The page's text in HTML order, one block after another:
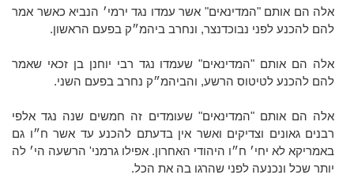
אלה הם אותם "המדינאים" אשר עמדו נגד ירמי׳ הנביא כאשר אמר
להם להכנע לפני נבוכדנצר, ונחרב ביהמ״ק בפעם הראשון.
אלה הם אותם "המדינאים" שעמדו נגד רבי יוחנן בן זכאי שאמר
להם להכנע לטיטוס הרשע, והביהמ״ק נחרב בפעם השני.
אלה הם אותם "המדינאים" שעומדים זה חמשים שנה נגד אלפי
רבנים גאונים וצדיקים ואשר אין בדעתם להכנע עד אשר ח״ו גם
באמריקא לא יחי׳ ח״ו היהודי האחרון. אפילו גרמני' הרשעה הי׳ לה
יותר שכל ונכנעה לפני שהרגו בה את הכל.